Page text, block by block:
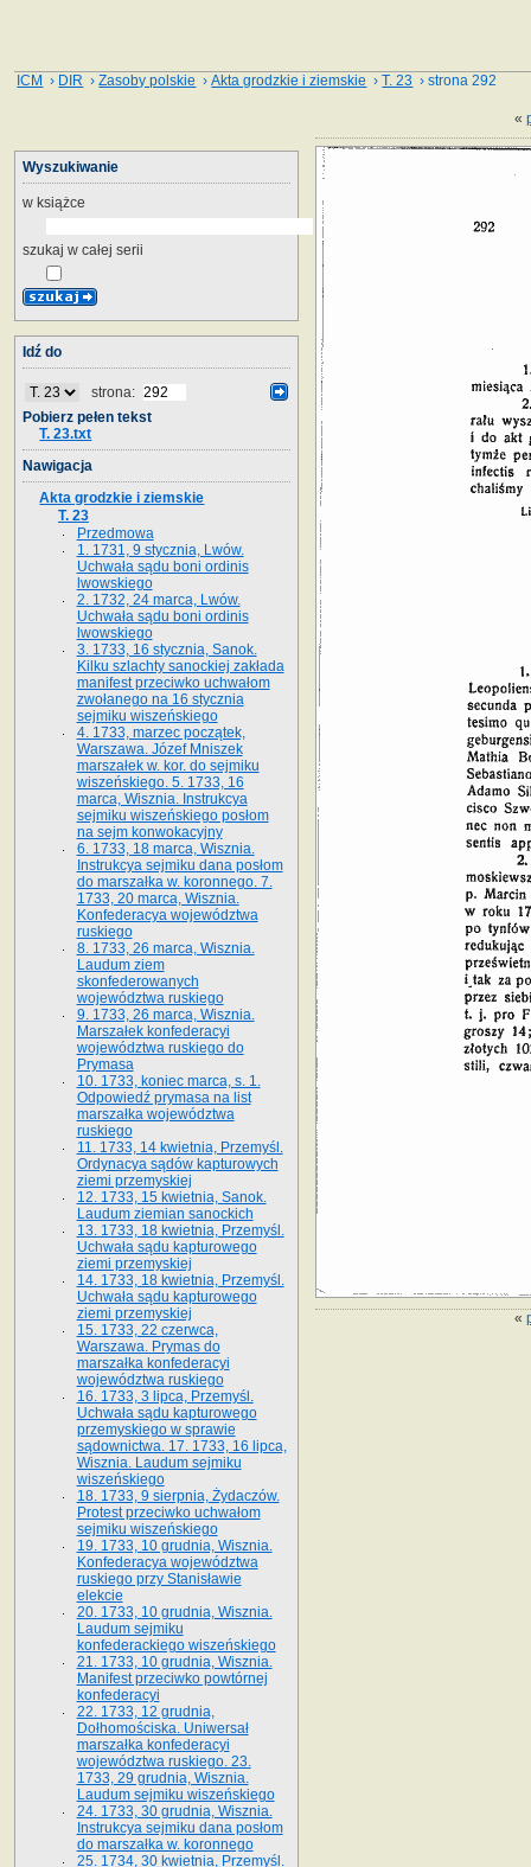
ICM › DIR ›Zasoby polskie ›Akta grodzkie i ziemskie ›T. 23 › strona 292
«
«
Wyszukiwanie
w książce
szukaj w całej serii
Idź do
strona:
Pobierz pełen tekst
T. 23.txt
Nawigacja
Akta grodzkie i ziemskie
T. 23
Przedmowa
1. 1731, 9 stycznia, Lwów.
Uchwała sądu boni ordinis
lwowskiego
2. 1732, 24 marca, Lwów.
Uchwała sądu boni ordinis
lwowskiego
3. 1733, 16 stycznia, Sanok.
Kilku szlachty sanockiej zakłada
manifest przeciwko uchwałom
zwołanego na 16 stycz­nia
sejmiku wiszeńskiego
4. 1733, marzec początek,
Warszawa. Józef Mniszek
marszałek w. kor. do sejmiku
wiszeńskiego. 5. 1733, 16
marca, Wisznia. Instrukcya
sejmiku wiszeńskiego posłom
na sejm konwokacyjny
6. 1733, 18 marca, Wisznia.
Instrukcya sejmiku dana posłom
do marszałka w. koronnego. 7.
1733, 20 marca, Wisznia.
Konfederacya województwa
ruskiego
8. 1733, 26 marca, Wisznia.
Laudum ziem
skonfederowanych
województwa ruskiego
9. 1733, 26 marca, Wisznia.
Marszałek konfederacyi
województwa ruskiego do
Prymasa
10. 1733, koniec marca, s. 1.
Odpowiedź prymasa na list
marszałka województwa
ruskiego
11. 1733, 14 kwietnia, Przemyśl.
Ordynacya sądów kapturowych
ziemi przemyskiej
12. 1733, 15 kwietnia, Sanok.
Laudum ziemian sanockich
13. 1733, 18 kwietnia, Przemyśl.
Uchwała sądu kapturowego
ziemi przemyskiej
14. 1733, 18 kwietnia, Przemyśl.
Uchwała sądu kapturowego
ziemi przemyskiej
15. 1733, 22 czerwca,
Warszawa. Prymas do
marszałka konfederacyi
województwa ruskiego
16. 1733, 3 lipca, Przemyśl.
Uchwała sądu kapturowego
przemyskiego w sprawie
sądownictwa. 17. 1733, 16 lipca,
Wisznia. Laudum sejmiku
wiszeńskiego
18. 1733, 9 sierpnia, Żydaczów.
Protest przeciwko uchwałom
sejmiku wiszeńskiego
19. 1733, 10 grudnia, Wisznia.
Konfederacya województwa
ruskiego przy Stanisławie
elekcie
20. 1733, 10 grudnia, Wisznia.
Laudum sejmiku
konfederackiego wiszeńskiego
21. 1733, 10 grudnia, Wisznia.
Manifest przeciwko powtórnej
konfederacyi
22. 1733, 12 grudnia,
Dołhomościska. Uniwersał
marszałka konfederacyi
województwa ruskiego. 23.
1733, 29 grudnia, Wisznia.
Laudum sejmiku wiszeńskiego
24. 1733, 30 grudnia, Wisznia.
Instrukcya sejmiku dana posłom
do marszałka w. koronnego
25. 1734, 30 kwietnia, Przemyśl.